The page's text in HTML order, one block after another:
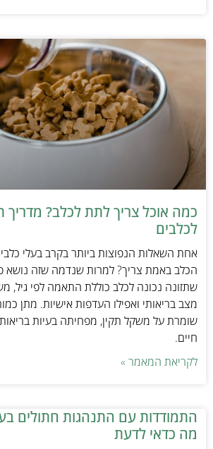
כמה אוכל צריך לתת לכלב? מדריך
לכלבים
אחת השאלות הנפוצות ביותר בקרב בעלי
הכלב באמת צריך? למרות שנדמה שזה
שתזונה נכונה לכלב כוללת התאמה לפי גיל,
מצב בריאותי ואפילו העדפות אישיות. מתן
שומרת על משקל תקין, מפחיתה בעיות
חיים.
לקריאת המאמר »
התמודדות עם התנהגות חתולים
מה כדאי לדעת